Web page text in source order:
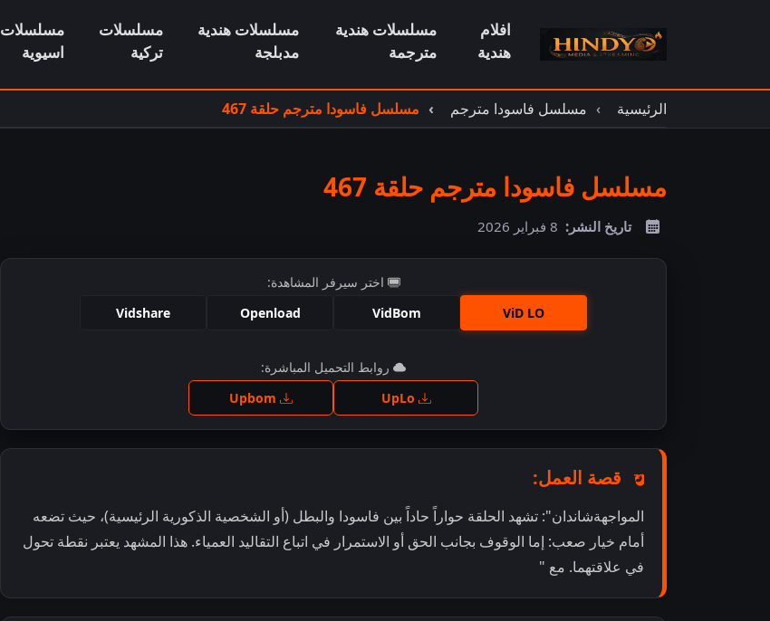
افلام
هندية
مسلسلات هندية
مترجمة
مسلسلات هندية
مدبلجة
مسلسلات
تركية
مسلسلات
اسيوية
الرئيسية مسلسل فاسودا مترجم مسلسل فاسودا مترجم حلقة 467
مسلسل فاسودا مترجم حلقة 467
تاريخ النشر: 8 فبراير 2026
اختر سيرفر المشاهدة:
ViD LO
VidBom
Openload
Vidshare
اضغط للمشاهدة
روابط التحميل المباشرة:
قصة العمل:
المواجهةشاندان": تشهد الحلقة حواراً حاداً بين فاسودا والبطل (أو الشخصية الذكورية الرئيسية)، حيث تضعه
أمام خيار صعب: إما الوقوف بجانب الحق أو الاستمرار في اتباع التقاليد العمياء. هذا المشهد يعتبر نقطة تحول
في علاقتهما. مع "